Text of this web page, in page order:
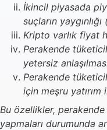
İkincil piyasada
suçların
Kripto varlık fiyat
Perakende
yetersiz
Perakende
için meşru yatırım
Bu özellikler,
yapmaları durumunda